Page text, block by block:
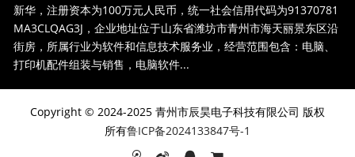
新华，注册资本为100万元人民币，统一社会信用代码为91370781
MA3CLQAG3J，企业地址位于山东省潍坊市青州市海天丽景东区沿
街房，所属行业为软件和信息技术服务业，经营范围包含：电脑、
打印机配件组装与销售，电脑软件...
Copyright © 2024-2025 青州市辰昊电子科技有限公司 版权
所有鲁ICP备2024133847号-1